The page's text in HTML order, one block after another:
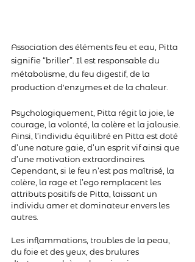
Association des éléments feu et eau, Pitta
signifie “briller”. Il est responsable du
métabolisme, du feu digestif, de la
production d'enzymes et de la chaleur.
Psychologiquement, Pitta régit la joie, le
courage, la volonté, la colère et la jalousie.
Ainsi, l’individu équilibré en Pitta est doté
d’une nature gaie, d’un esprit vif ainsi que
d’une motivation extraordinaires.
Cependant, si le feu n’est pas maîtrisé, la
colère, la rage et l’ego remplacent les
attributs positifs de Pitta, laissant un
individu amer et dominateur envers les
autres.
Les inflammations, troubles de la peau,
du foie et des yeux, des brulures